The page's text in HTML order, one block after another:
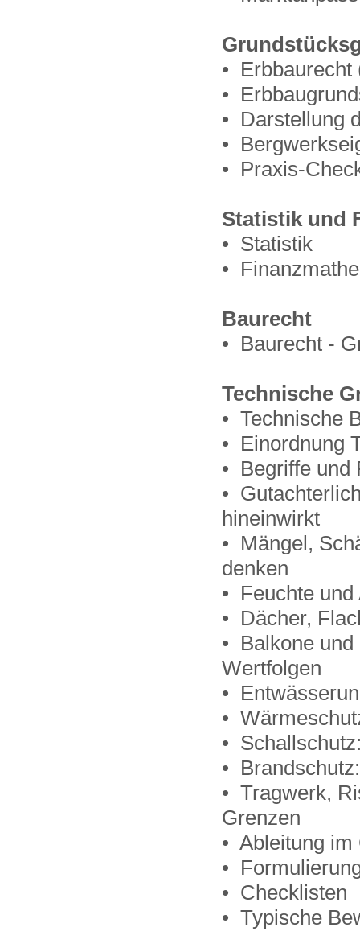
• Erbbaurecht
•
• Darstellung
•
• Praxis-
Statistik und
• Statistik
•
Baurecht
• Baurecht -
Technische
• Technische
• Einordnung
• Begriffe und
•
hineinwirkt
• Mängel,
denken
• Feuchte
• Dächer,
• Balkone
Wertfolgen
•
•
•
•
• Tragwerk,
Grenzen
• Ableitung im
•
• Checklisten
• Typische